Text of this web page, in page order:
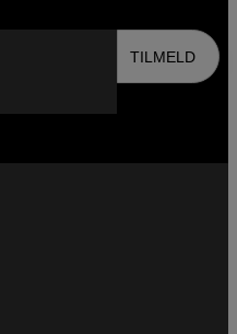
TILMELD